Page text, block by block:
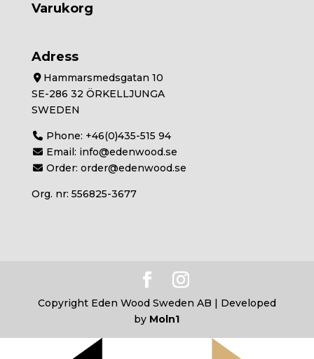
Varukorg
Adress
Hammarsmedsgatan 10
SE-286 32 ÖRKELLJUNGA
SWEDEN
Phone: +46(0)435-515 94
Email: info@edenwood.se
Order:order@edenwood.se
Org. nr: 556825-3677
Copyright Eden Wood Sweden AB | Developed
by Moln1